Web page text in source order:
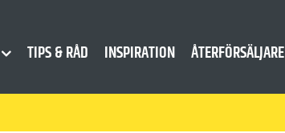
TIPS & RÅD INSPIRATION ÅTERFÖRSÄLJARE